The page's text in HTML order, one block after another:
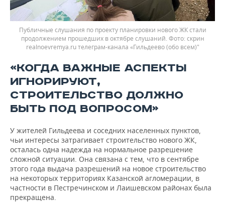
Публичные слушания по проекту планировки нового ЖК стали
продолжением прошедших в октябре слушаний.
скрин
realnoevremya.ru телеграм-канала «Гильдеево (обо всем)"
«КОГДА ВАЖНЫЕ АСПЕКТЫ
ИГНОРИРУЮТ,
СТРОИТЕЛЬСТВО ДОЛЖНО
БЫТЬ ПОД ВОПРОСОМ»
У жителей Гильдеева и соседних населенных пунктов,
чьи интересы затрагивает строительство нового ЖК,
осталась одна надежда на нормальное разрешение
сложной ситуации. Она связана с тем, что в сентябре
этого года выдача разрешений на новое строительство
на некоторых территориях Казанской агломерации, в
частности в Пестречинском и Лаишевском районах была
прекращена.